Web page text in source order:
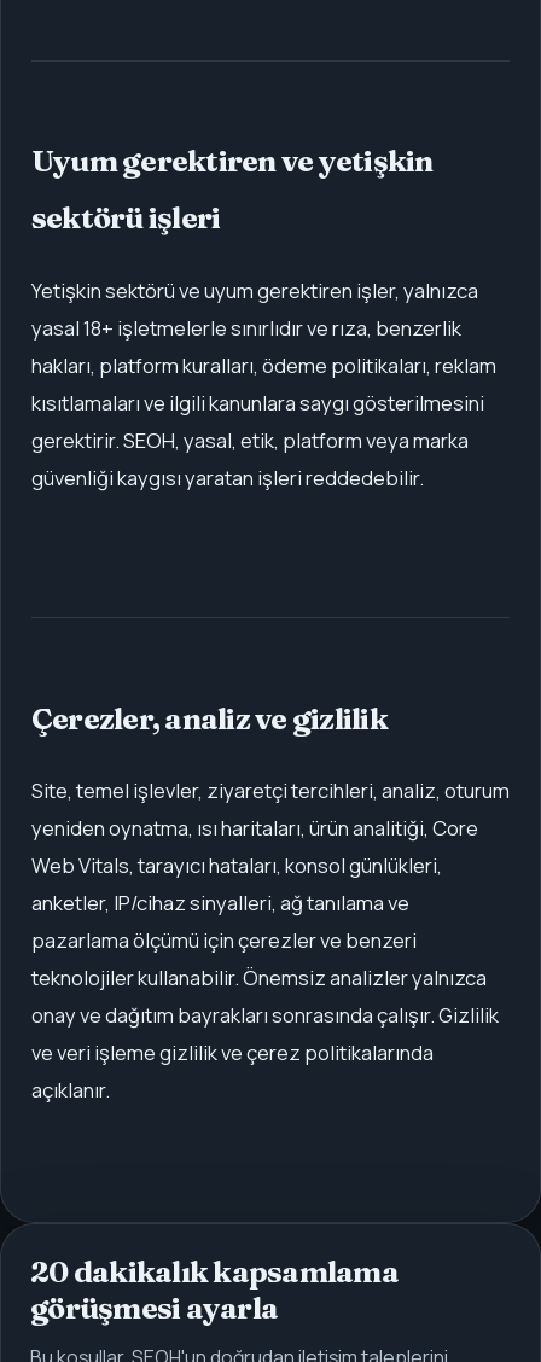
Uyum gerektiren ve yetişkin
sektörü işleri
Yetişkin sektörü ve uyum gerektiren işler, yalnızca
yasal 18+ işletmelerle sınırlıdır ve rıza, benzerlik
hakları, platform kuralları, ödeme politikaları, reklam
kısıtlamaları ve ilgili kanunlara saygı gösterilmesini
gerektirir. SEOH, yasal, etik, platform veya marka
güvenliği kaygısı yaratan işleri reddedebilir.
Çerezler, analiz ve gizlilik
Site, temel işlevler, ziyaretçi tercihleri, analiz, oturum
yeniden oynatma, ısı haritaları, ürün analitiği, Core
Web Vitals, tarayıcı hataları, konsol günlükleri,
anketler, IP/cihaz sinyalleri, ağ tanılama ve
pazarlama ölçümü için çerezler ve benzeri
teknolojiler kullanabilir. Önemsiz analizler yalnızca
onay ve dağıtım bayrakları sonrasında çalışır. Gizlilik
ve veri işleme gizlilik ve çerez politikalarında
açıklanır.
20 dakikalık kapsamlama
görüşmesi ayarla